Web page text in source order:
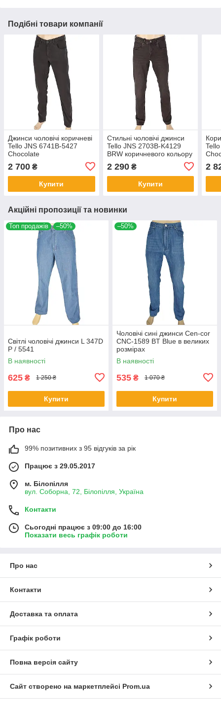
Подібні товари компанії
Джинси чоловічі коричневі
Tello JNS 6741B-5427
Chocolate
2 700 ₴
Купити
Стильні чоловічі джинси
Tello JNS 2703B-K4129
BRW коричневого кольору
2 290₴
Купити
2
Акційні пропозиції та новинки
Топ продажів –50%
Світлі чоловічі джинси L 347D
P / 5541
В наявності
625 ₴ 1 250 ₴
Купити
–50%
Чоловічі сині джинси Cen-cor
CNC-1589 BT Blue в великих
розмірах
В наявності
535 ₴ 1 070 ₴
Купити
Про нас
99% позитивних з 95 відгуків за рік
Працює з 29.05.2017
м. Білопілля
вул. Соборна, 72, Білопілля, Україна
Контакти
Сьогодні працює з 09:00 до 16:00
Показати весь графік роботи
Про нас
Контакти
Доставка та оплата
Графік роботи
Повна версія сайту
Сайт створено на маркетплейсі Prom.ua